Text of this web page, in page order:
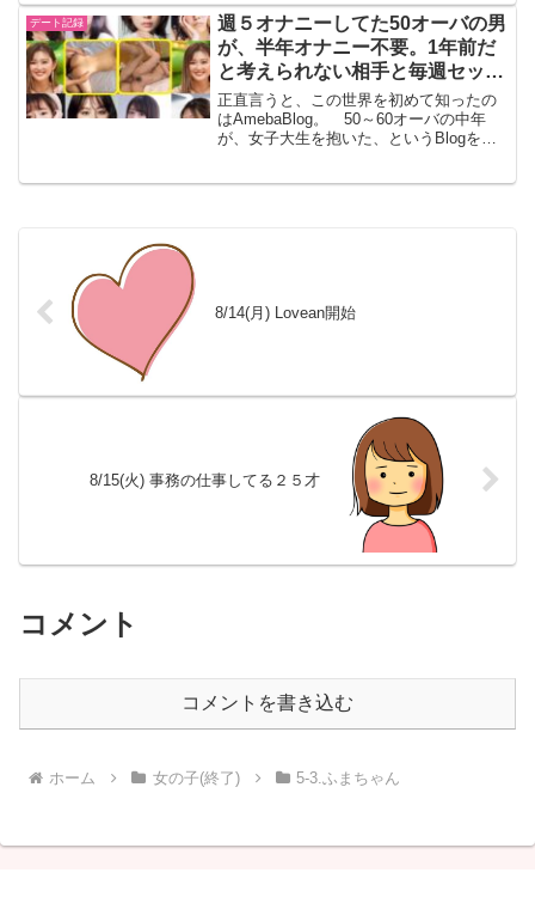
ごい勢いで潮吹きをさせたので、気持ち
良さそうな顔をし...
デート記録
週５オナニーしてた50オーバの男
が、半年オナニー不要。1年前だ
と考えられない相手と毎週セック
スする状況。もっと早くしたかっ
た。
正直言うと、この世界を初めて知ったの
はAmebaBlog。 50～60オーバの中年
が、女子大生を抱いた、というBlogを見
8/14(月) Lovean開始
8/15(火) 事務の仕事してる２５才
コメント
コメントを書き込む
ホーム 女の子(終了) 5-3.ふまちゃん